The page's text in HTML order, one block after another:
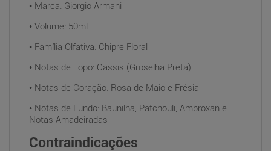
• Marca: Giorgio Armani
• Volume: 50ml
• Família Olfativa: Chipre Floral
• Notas de Topo: Cassis (Groselha Preta)
• Notas de Coração: Rosa de Maio e Frésia
• Notas de Fundo: Baunilha, Patchouli, Ambroxan e
Notas Amadeiradas
Contraindicações